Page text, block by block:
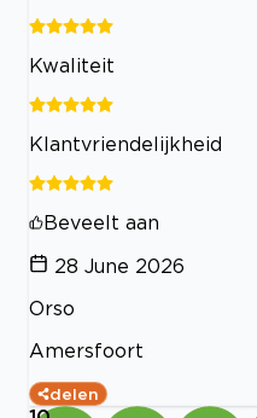
Kwaliteit
Klantvriendelijkheid
Beveelt aan
28 June 2026
Orso
Amersfoort
delen